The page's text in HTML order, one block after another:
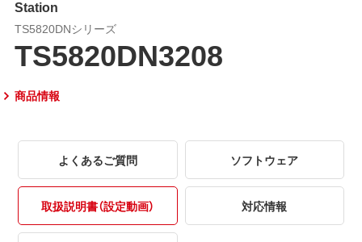
Station
TS5820DNシリーズ
TS5820DN3208
商品情報
よくあるご質問 ソフトウェア
取扱説明書（設定動画） 対応情報